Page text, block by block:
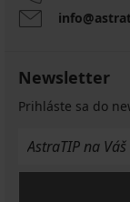
Newsletter
Prihláste sa do